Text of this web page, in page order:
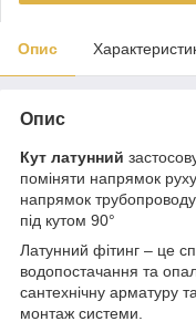
Опис
Опис
Кут латунний
поміняти напрямок
напрямок
під кутом 90°
Латунний фітинг – це
водопостачання та
сантехнічну арматуру
монтаж системи.